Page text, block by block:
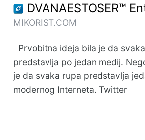
DVANAESTOSER™ Enterprise
MIKORIST.COM
Prvobitna ideja bila je da
predstavlja po jedan medij.
je da svaka rupa predstavlja
modernog Interneta. Twitter